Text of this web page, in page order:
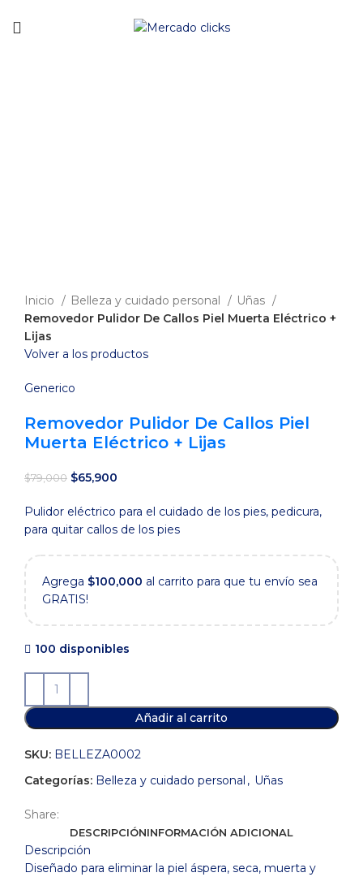
Inicio Belleza y cuidado personal
Uñas
Removedor Pulidor De Callos Piel Muerta Eléctrico +
Lijas
Volver a los productos
Generico
Removedor Pulidor De Callos Piel
Muerta Eléctrico + Lijas
$79,000 El
original
era:
$65,900
actual
es:
Pulidor eléctrico para el cuidado de los pies, pedicura,
para quitar callos de los pies
Agrega $100,000 al carrito para que tu envío sea
GRATIS!
100 disponibles
Añadir al carrito
SKU: BELLEZA0002
Categorías: Belleza y cuidado personal , Uñas
Share:
DESCRIPCIÓNINFORMACIÓN ADICIONAL
Descripción
Diseñado para eliminar la piel áspera, seca, muerta y